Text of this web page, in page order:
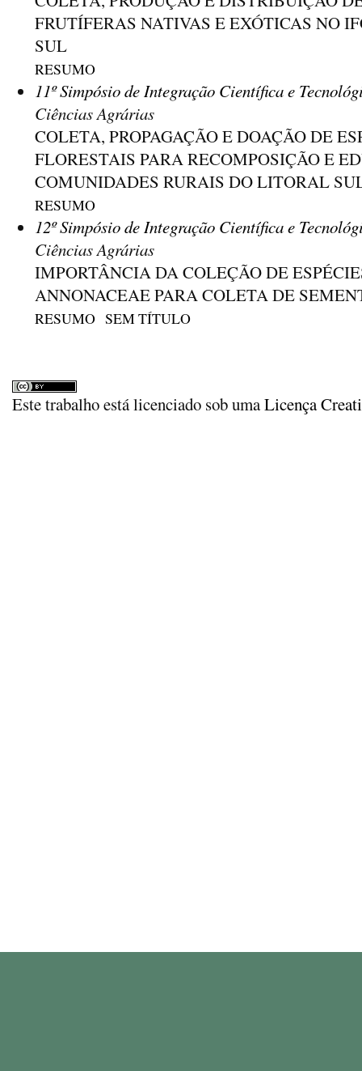
FRUTÍFERAS NATIVAS E EXÓTICAS NO
SUL
RESUMO
11º Simpósio de Integração Científica e
Ciências Agrárias
COLETA, PROPAGAÇÃO E DOAÇÃO DE
FLORESTAIS PARA RECOMPOSIÇÃO E
COMUNIDADES RURAIS DO LITORAL
RESUMO
12º Simpósio de Integração Científica e
Ciências Agrárias
IMPORTÂNCIA DA COLEÇÃO DE
ANNONACEAE PARA COLETA DE
RESUMO SEM TÍTULO
Este trabalho está licenciado sob umaLicença